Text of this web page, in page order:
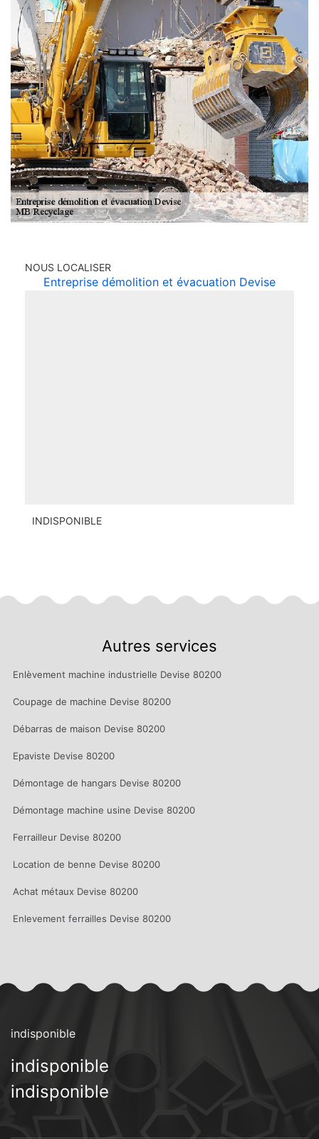
NOUS LOCALISER
Entreprise démolition et évacuation Devise
INDISPONIBLE
Autres services
Enlèvement machine industrielle Devise 80200
Coupage de machine Devise 80200
Débarras de maison Devise 80200
Epaviste Devise 80200
Démontage de hangars Devise 80200
Démontage machine usine Devise 80200
Ferrailleur Devise 80200
Location de benne Devise 80200
Achat métaux Devise 80200
Enlevement ferrailles Devise 80200
indisponible
indisponible
indisponible